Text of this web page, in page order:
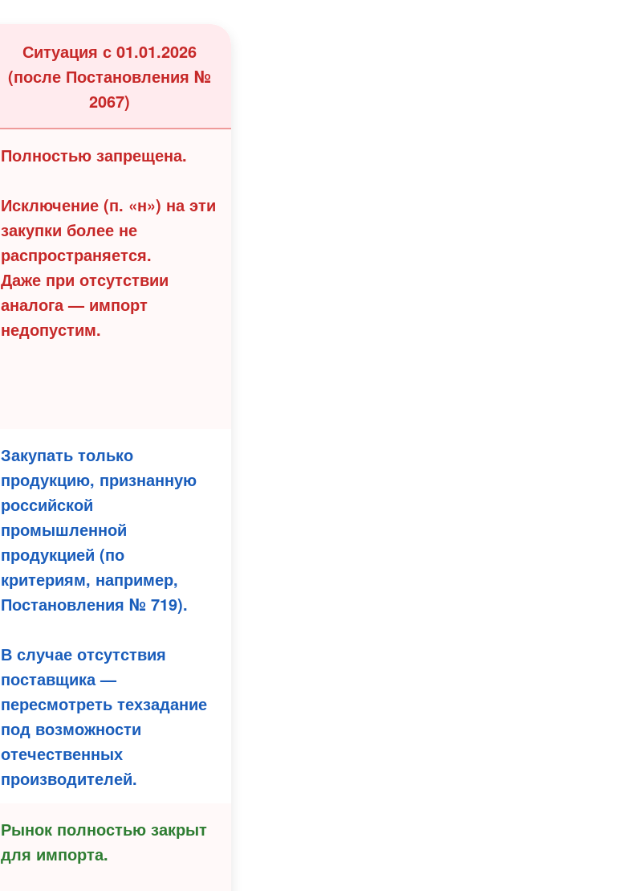
Ситуация с 01.01.2026
(после Постановления №
2067)
Полностью запрещена.
Исключение (п. «н») на эти
закупки более не
распространяется.
Даже при отсутствии
аналога — импорт
недопустим.
Закупать только
продукцию, признанную
российской
промышленной
продукцией (по
критериям, например,
Постановления № 719).
В случае отсутствия
поставщика —
пересмотреть техзадание
под возможности
отечественных
производителей.
Рынок полностью закрыт
для импорта.